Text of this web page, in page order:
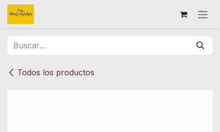
Ir al contenido
Todos los productos